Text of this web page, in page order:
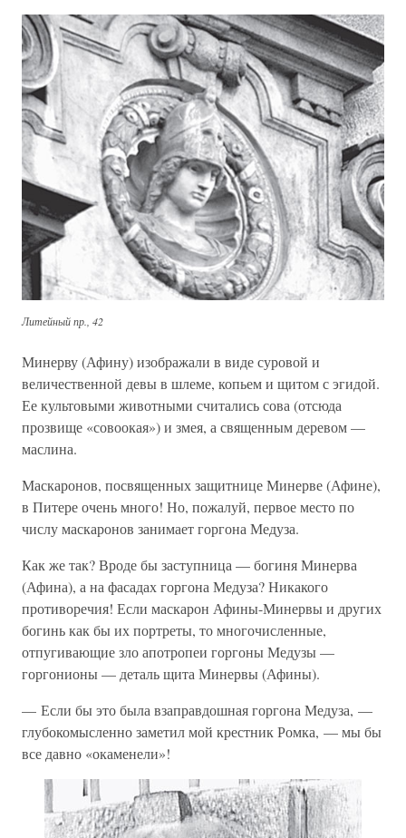
Литейный пр., 42
Минерву (Афину) изображали в виде суровой и
величественной девы в шлеме, копьем и щитом с эгидой.
Ее культовыми животными считались сова (отсюда
прозвище «совоокая») и змея, а священным деревом —
маслина.
Маскаронов, посвященных защитнице Минерве (Афине),
в Питере очень много! Но, пожалуй, первое место по
числу маскаронов занимает горгона Медуза.
Как же так? Вроде бы заступница — богиня Минерва
(Афина), а на фасадах горгона Медуза? Никакого
противоречия! Если маскарон Афины-Минервы и других
богинь как бы их портреты, то многочисленные,
отпугивающие зло апотропеи горгоны Медузы —
горгонионы — деталь щита Минервы (Афины).
— Если бы это была взаправдошная горгона Медуза, —
глубокомысленно заметил мой крестник Ромка, — мы бы
все давно «окаменели»!